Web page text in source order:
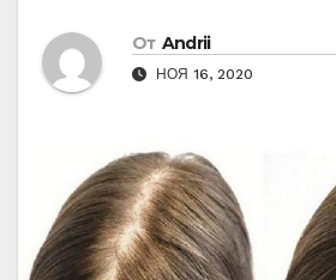
От Andrii
НОЯ 16, 2020